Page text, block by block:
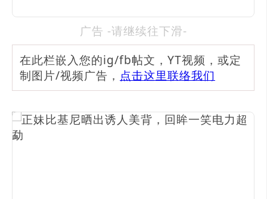
广告 -请继续往下滑-
在此栏嵌入您的ig/fb帖文，YT视频，或定
制图片/视频广告， 点击这里联络我们